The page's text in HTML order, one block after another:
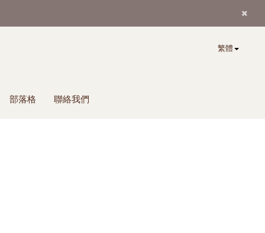
繁體
部落格 聯絡我們